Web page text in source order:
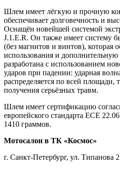
Шлем имеет лёгкую и прочную
обеспечивает долговечность и
Оснащён новейшей системой
J.1.E.R. Он также имеет систему
(без магнитов и винтов), которая
использования и дополнительную
разработана с использованием
ударов при падении: ударная
распределяется по всей
получения серьёзных травм.
Шлем имеет сертификацию
европейского стандарта ЕCE
1410 граммов.
Мотосалон в ТК «Космос»
г. Санкт-Петербург, ул. Типанова